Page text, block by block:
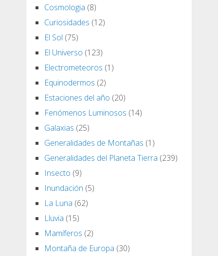
Cosmologia (8)
Curiosidades (12)
El Sol (75)
El Universo (123)
Electrometeoros (1)
Equinodermos (2)
Estaciones del año (20)
Fenómenos Luminosos (14)
Galaxias (25)
Generalidades de Montañas (1)
Generalidades del Planeta Tierra (239)
Insecto (9)
Inundación (5)
La Luna (62)
Lluvia (15)
Mamíferos (2)
Montaña de Europa (30)